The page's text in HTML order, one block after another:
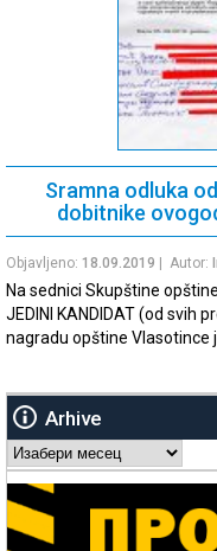
Sramna odluka
dobitnike
Objavljeno: 18.09.2019 | Autor:
Na sednici Skupštine
JEDINI KANDIDAT (od svih
nagradu opštine Vlasotince
Arhive
Arhive